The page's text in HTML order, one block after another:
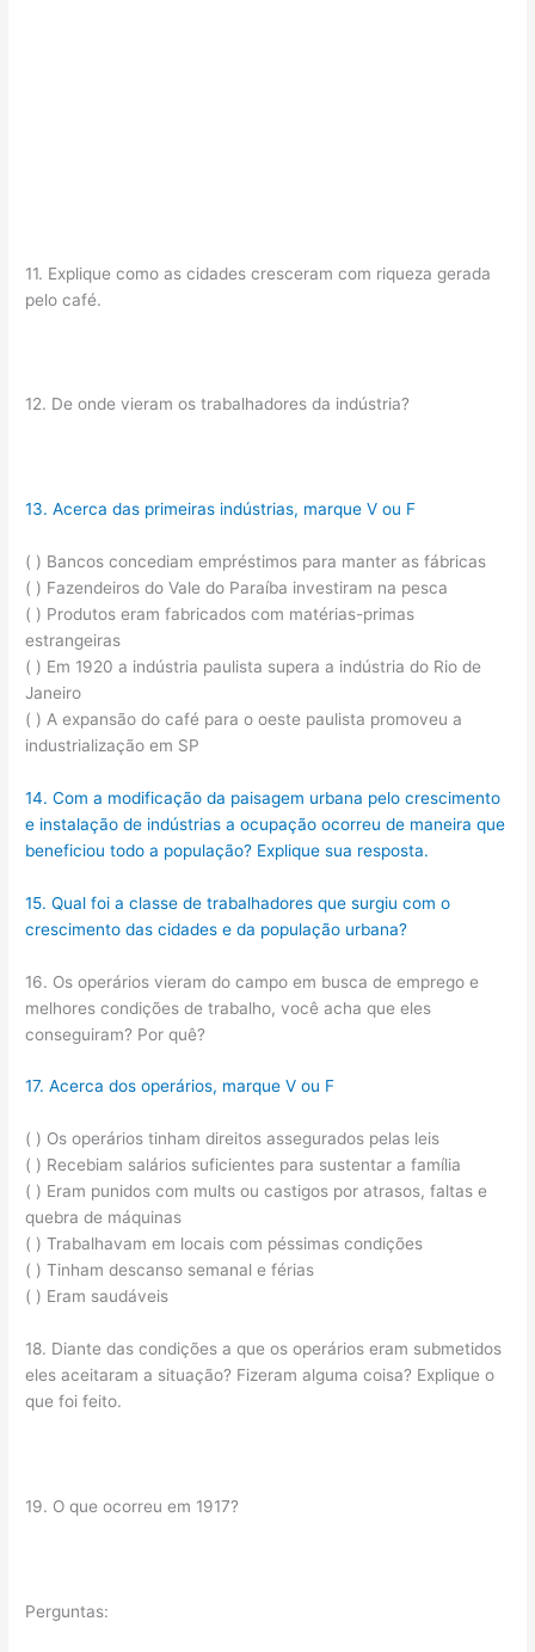
11. Explique como as cidades cresceram com riqueza gerada
pelo café.
12. De onde vieram os trabalhadores da indústria?
13. Acerca das primeiras indústrias, marque V ou F
( ) Bancos concediam empréstimos para manter as fábricas
( ) Fazendeiros do Vale do Paraíba investiram na pesca
( ) Produtos eram fabricados com matérias-primas
estrangeiras
( ) Em 1920 a indústria paulista supera a indústria do Rio de
Janeiro
( ) A expansão do café para o oeste paulista promoveu a
industrialização em SP
14. Com a modificação da paisagem urbana pelo crescimento
e instalação de indústrias a ocupação ocorreu de maneira que
beneficiou todo a população? Explique sua resposta.
15. Qual foi a classe de trabalhadores que surgiu com o
crescimento das cidades e da população urbana?
16. Os operários vieram do campo em busca de emprego e
melhores condições de trabalho, você acha que eles
conseguiram? Por quê?
17. Acerca dos operários, marque V ou F
( ) Os operários tinham direitos assegurados pelas leis
( ) Recebiam salários suficientes para sustentar a família
( ) Eram punidos com mults ou castigos por atrasos, faltas e
quebra de máquinas
( ) Trabalhavam em locais com péssimas condições
( ) Tinham descanso semanal e férias
( ) Eram saudáveis
18. Diante das condições a que os operários eram submetidos
eles aceitaram a situação? Fizeram alguma coisa? Explique o
que foi feito.
19. O que ocorreu em 1917?
Perguntas: